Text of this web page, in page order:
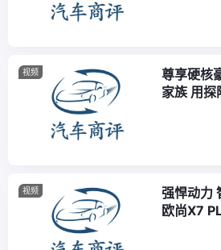
视频
尊享硬核
家族 用探
视频
强悍动力
欧尚X7